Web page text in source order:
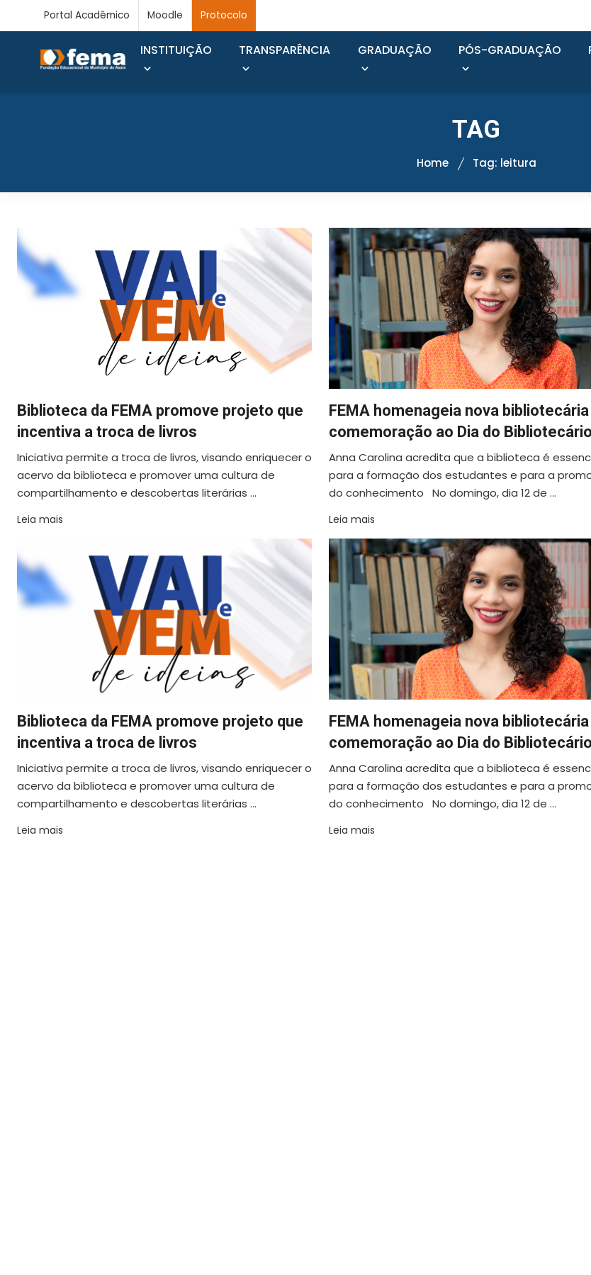
Portal Acadêmico Moodle Protocolo
INSTITUIÇÃO TRANSPARÊNCIA GRADUAÇÃO PÓS-GRADUAÇÃO
TAG
Home Tag: leitura
Biblioteca da FEMA promove projeto que
incentiva a troca de livros
Iniciativa permite a troca de livros, visando enriquecer o
acervo da biblioteca e promover uma cultura de
compartilhamento e descobertas literárias ...
Leia mais
FEMA homenageia nova
comemoração ao Dia do Bibliotecário
Anna Carolina acredita que a biblioteca é
para a formação dos estudantes e para a
do conhecimento No domingo, dia 12 de ...
Leia mais
Biblioteca da FEMA promove projeto que
incentiva a troca de livros
Iniciativa permite a troca de livros, visando enriquecer o
acervo da biblioteca e promover uma cultura de
compartilhamento e descobertas literárias ...
Leia mais
FEMA homenageia nova
comemoração ao Dia do Bibliotecário
Anna Carolina acredita que a biblioteca é
para a formação dos estudantes e para a
do conhecimento No domingo, dia 12 de ...
Leia mais